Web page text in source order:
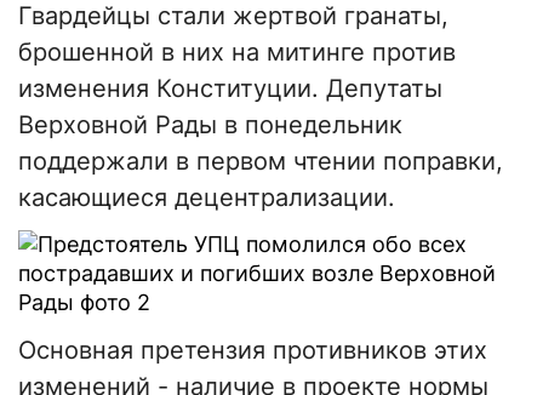
Гвардейцы стали жертвой гранаты,
брошенной в них на митинге против
изменения Конституции. Депутаты
Верховной Рады в понедельник
поддержали в первом чтении поправки,
касающиеся децентрализации.
Основная претензия противников этих
изменений - наличие в проекте нормы